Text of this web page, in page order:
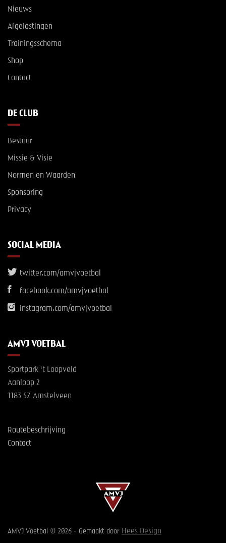
Nieuws
Afgelastingen
Trainingsschema
Shop
Contact
DE CLUB
Bestuur
Missie & Visie
Normen en Waarden
Sponsoring
Privacy
SOCIAL MEDIA
twitter.com/amvjvoetbal
facebook.com/amvjvoetbal
instagram.com/amvjvoetbal
AMVJ VOETBAL
Sportpark 't Loopveld
Aanloop 2
1183 SZ Amstelveen
Routebeschrijving
Contact
AMVJ Voetbal © 2026 - Gemaakt door Hees Design